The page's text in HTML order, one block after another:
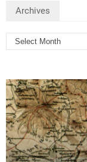
Archives